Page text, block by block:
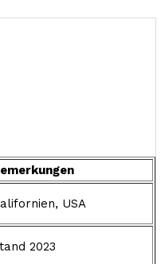
USA
2023